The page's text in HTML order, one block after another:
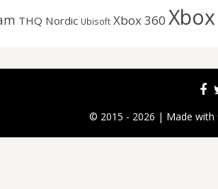
THQ Nordic Ubisoft Xbox 360
© 2015 - 2026 | Made